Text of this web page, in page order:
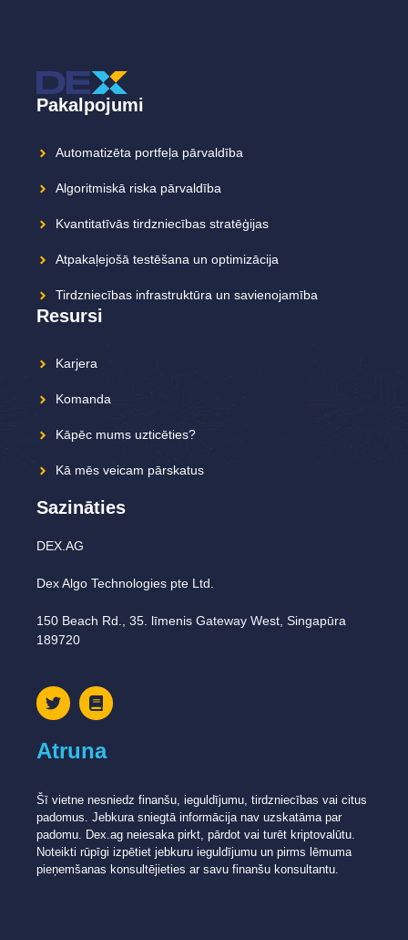
Pakalpojumi
Automatizēta portfeļa pārvaldība
Algoritmiskā riska pārvaldība
Kvantitatīvās tirdzniecības stratēģijas
Atpakaļejošā testēšana un optimizācija
Tirdzniecības infrastruktūra un savienojamība
Resursi
Karjera
Komanda
Kāpēc mums uzticēties?
Kā mēs veicam pārskatus
Sazināties
DEX.AG
Dex Algo Technologies pte Ltd.
150 Beach Rd., 35. līmenis Gateway West, Singapūra
189720
Atruna
Šī vietne nesniedz finanšu, ieguldījumu, tirdzniecības vai citus
padomus. Jebkura sniegtā informācija nav uzskatāma par
padomu. Dex.ag neiesaka pirkt, pārdot vai turēt kriptovalūtu.
Noteikti rūpīgi izpētiet jebkuru ieguldījumu un pirms lēmuma
pieņemšanas konsultējieties ar savu finanšu konsultantu.